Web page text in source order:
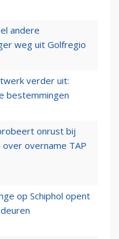
andere
weg uit Golfregio
verder uit:
bestemmingen
onrust bij
overname TAP
op Schiphol opent